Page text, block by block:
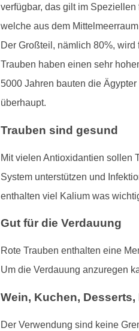
verfügbar, das gilt im
welche aus dem
Der Großteil, nämlich 80%,
Trauben haben einen sehr
5000 Jahren bauten die
überhaupt.
Trauben sind gesund
Mit vielen Antioxidantien sollen
System unterstützen und
enthalten viel Kalium was
Gut für die Verdauung
Rote Trauben enthalten eine
Um die Verdauung anzuregen
Wein, Kuchen, Desserts,
Der Verwendung sind keine